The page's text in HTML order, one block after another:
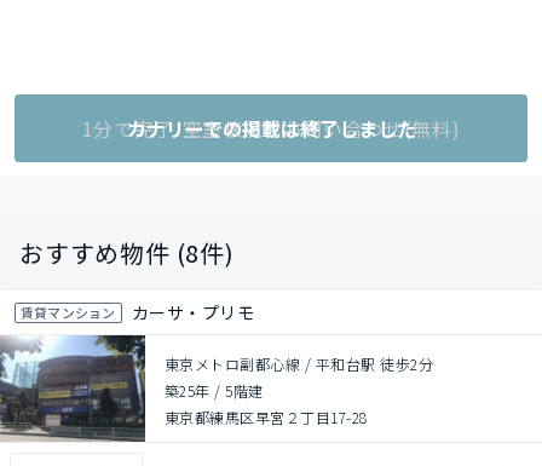
1分で完了!空室状況をお問い合わせ(無料)
カナリーでの掲載は終了しました
おすすめ物件 (8件)
賃貸マンション カーサ・プリモ
東京メトロ副都心線 / 平和台駅 徒歩2分
築25年 /5階建
東京都練馬区早宮２丁目17-28